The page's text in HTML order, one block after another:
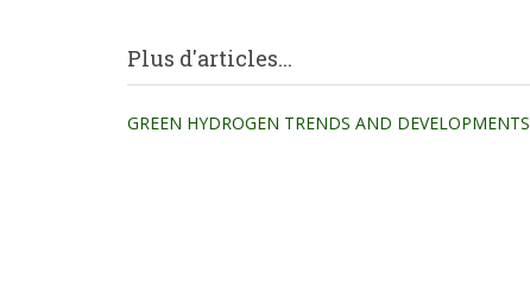
Plus d'articles...
GREEN HYDROGEN TRENDS AND DEVELOPMENTS